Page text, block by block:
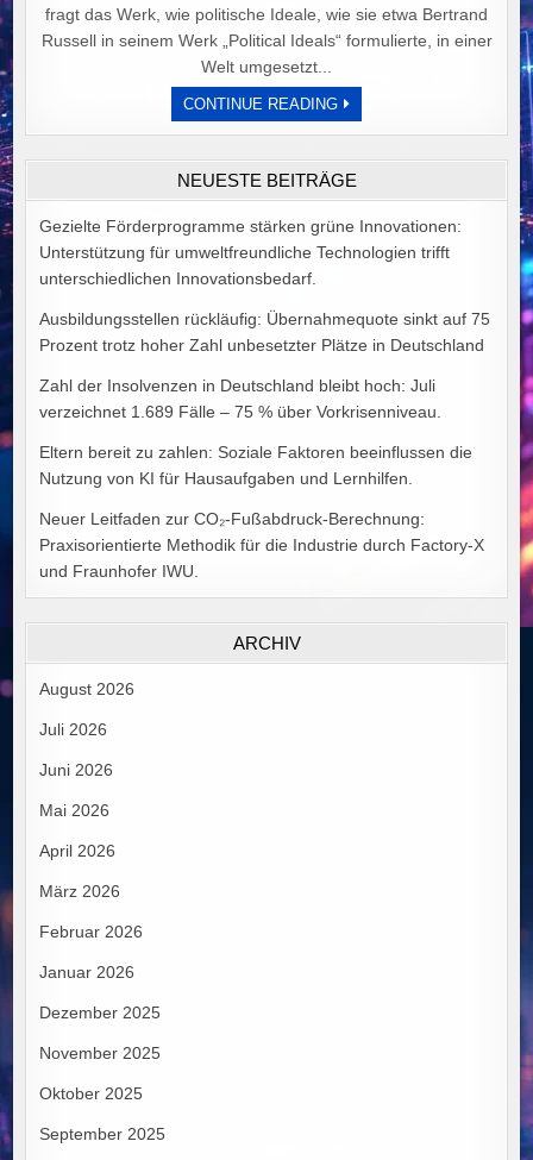
fragt das Werk, wie politische Ideale, wie sie etwa Bertrand
Russell in seinem Werk „Political Ideals“ formulierte, in einer
Welt umgesetzt...
CONTINUE READINGDER
PREIS
POLITISCHER
VON
ALEX
GOODMAN
NEUESTE BEITRÄGE
Gezielte Förderprogramme stärken grüne Innovationen:
Unterstützung für umweltfreundliche Technologien trifft
unterschiedlichen Innovationsbedarf.
Ausbildungsstellen rückläufig: Übernahmequote sinkt auf 75
Prozent trotz hoher Zahl unbesetzter Plätze in Deutschland
Zahl der Insolvenzen in Deutschland bleibt hoch: Juli
verzeichnet 1.689 Fälle – 75 % über Vorkrisenniveau.
Eltern bereit zu zahlen: Soziale Faktoren beeinflussen die
Nutzung von KI für Hausaufgaben und Lernhilfen.
Neuer Leitfaden zur CO₂-Fußabdruck-Berechnung:
Praxisorientierte Methodik für die Industrie durch Factory-X
und Fraunhofer IWU.
ARCHIV
August 2026
Juli 2026
Juni 2026
Mai 2026
April 2026
März 2026
Februar 2026
Januar 2026
Dezember 2025
November 2025
Oktober 2025
September 2025